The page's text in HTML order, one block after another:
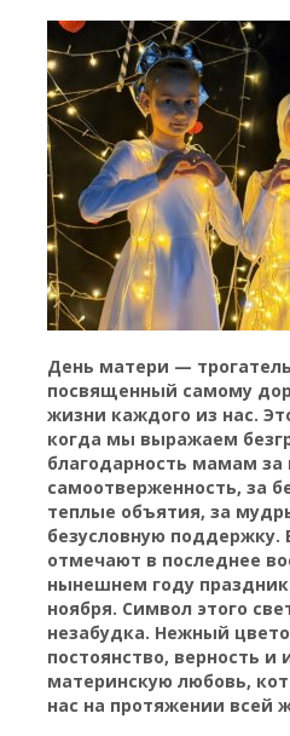
День матери —
посвященный самому
жизни каждого из нас.
когда мы выражаем
благодарность мамам за
самоотверженность, за
теплые объятия, за
безусловную поддержку.
отмечают в последнее
нынешнем году
ноября. Символ этого
незабудка. Нежный
постоянство, верность и
материнскую любовь,
нас на протяжении всей